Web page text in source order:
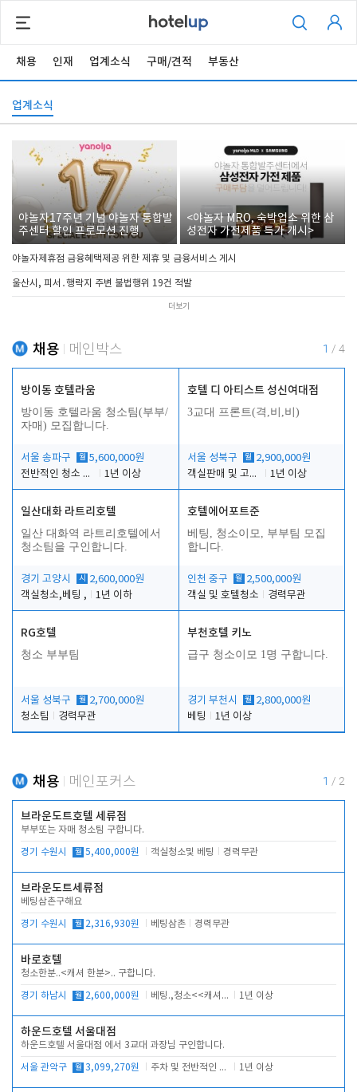
채용 인재 업계소식 구매/견적 부동산
업계소식
야놀자17주년 기념 야놀자 통합발
주센터 할인 프로모션 진행
<야놀자 MRO, 숙박업소 위한 삼
성전자 가전제품 특가 개시>
야놀자제휴점 금융혜택제공 위한 제휴 및 금융서비스 게시
울산시, 피서․행락지 주변 불법행위 19건 적발
더보기
채용 메인박스 1 / 4
방이동 호텔라움
방이동 호텔라움 청소팀(부부/
자매) 모집합니다.
서울 송파구 월 5,600,000원
전반적인 청소 업무(객실청소.객실정리)
1년 이상
호텔 디 아티스트 성신여대점
3교대 프론트(격,비,비)
서울 성북구 월 2,900,000원
객실판매 및 고객응대
1년 이상
일산대화 라트리호텔
일산 대화역 라트리호텔에서
청소팀을 구인합니다.
경기 고양시 시
2,600,000원
객실청소,베팅 ,
1년 이하
호텔에어포트준
베팅, 청소이모, 부부팀 모집
합니다.
인천 중구 월 2,500,000원
객실 및 호텔청소
경력무관
RG호텔
청소 부부팀
서울 성북구 월 2,700,000원
청소팀
경력무관
부천호텔 키노
급구 청소이모 1명 구합니다.
경기 부천시 월 2,800,000원
베팅
1년 이상
채용 메인포커스 1 / 2
브라운도트호텔 세류점
부부또는 자매 청소팀 구합니다.
경기 수원시 월 5,400,000원 객실청소및 베팅 경력무관
브라운도트세류점
베팅삼촌구해요
경기 수원시 월 2,316,930원 베팅삼촌 경력무관
바로호텔
청소한분..<캐셔 한분>.. 구합니다.
경기 하남시 월 2,600,000원 베팅.,청소<<캐셔 모셔봅니다. 1년 이상
하운드호텔 서울대점
하운드호텔 서울대점 에서 3교대 과장님 구인합니다.
서울 관악구 월 3,099,270원 주차 및 전반적인 당번업무 1년 이상